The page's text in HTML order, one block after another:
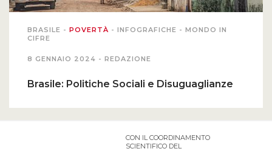
BRASILE - POVERTÀ - INFOGRAFICHE - MONDO IN
CIFRE
8 GENNAIO 2024 - REDAZIONE
Brasile: Politiche Sociali e Disuguaglianze
CON IL COORDINAMENTO
SCIENTIFICO DEL